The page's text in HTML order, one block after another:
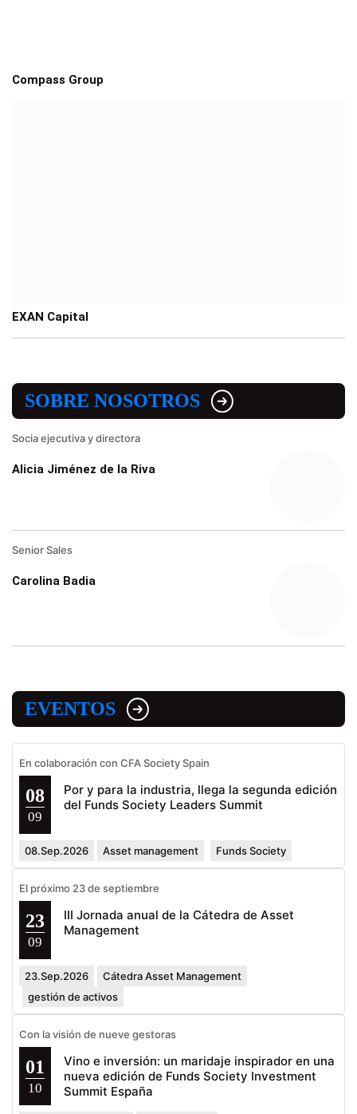
Compass Group
EXAN Capital
SOBRE NOSOTROS
Socia ejecutiva y directora
Alicia Jiménez de la Riva
Senior Sales
Carolina Badia
EVENTOS
En colaboración con CFA Society Spain
08
09
Por y para la industria, llega la segunda edición
del Funds Society Leaders Summit
08.Sep.2026 Asset management Funds Society
El próximo 23 de septiembre
23
09
III Jornada anual de la Cátedra de Asset
Management
23.Sep.2026
Cátedra Asset Management
gestión de activos
Con la visión de nueve gestoras
01
10
Vino e inversión: un maridaje inspirador en una
nueva edición de Funds Society Investment
Summit España